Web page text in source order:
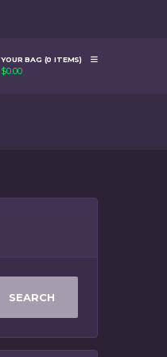
YOUR BAG (0 ITEMS)
$0.00
SEARCH